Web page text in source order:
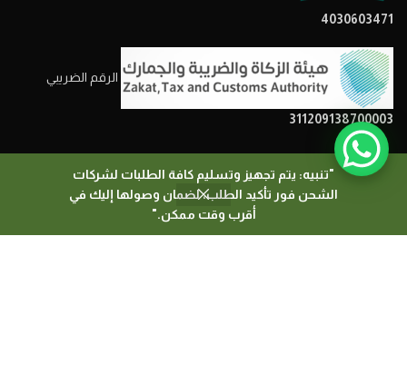
"تنبيه: يتم تجهيز وتسليم كافة الطلبات لشركات
الشحن فور تأكيد الطلب، لضمان وصولها إليك في
أقرب وقت ممكن."
4030603471
الرقم الضريبي
311209138700003